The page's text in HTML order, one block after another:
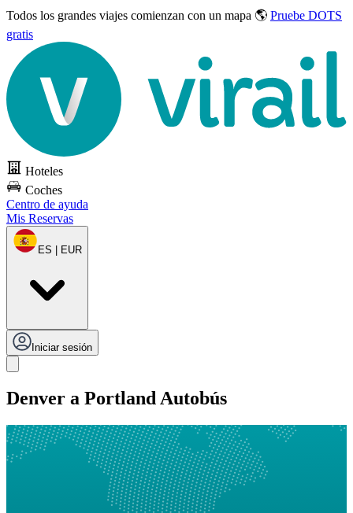
Todos los grandes viajes comienzan con un mapa 🌎 Pruebe DOTS
gratis
Hoteles
Coches
Centro de ayuda
Mis Reservas
ES | EUR
Iniciar sesión
Denver a Portland Autobús